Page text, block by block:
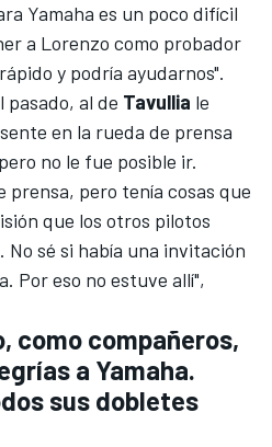
Yamaha es un poco difícil
a Lorenzo como probador
y podría ayudarnos".
pasado, al de Tavullia le
en la rueda de prensa
no le fue posible ir.
prensa, pero tenía cosas que
que los otros pilotos
No sé si había una invitación
Por eso no estuve allí",
como compañeros,
a Yamaha.
sus dobletes